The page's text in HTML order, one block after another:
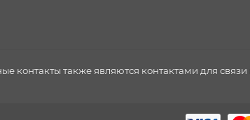
контакты также являются контактами для